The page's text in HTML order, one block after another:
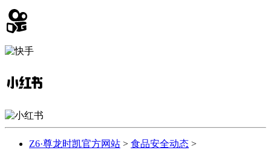
Z6·尊龙时凯官方网站 > 食品安全动态 >